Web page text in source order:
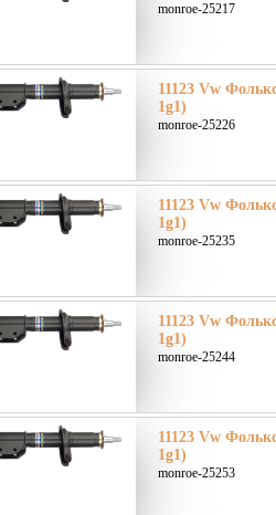
monroe-25217
11123 Vw
1g1)
monroe-25226
11123 Vw
1g1)
monroe-25235
11123 Vw
1g1)
monroe-25244
11123 Vw
1g1)
monroe-25253